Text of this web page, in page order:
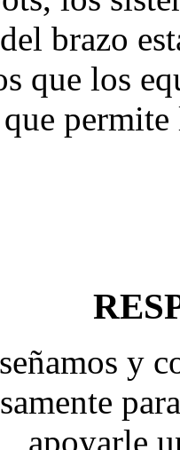
brazo
que los
que
y
apoyarle